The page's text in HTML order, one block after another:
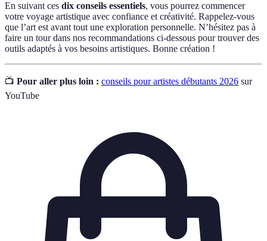
En suivant ces dix conseils essentiels, vous pourrez commencer
votre voyage artistique avec confiance et créativité. Rappelez-vous
que l’art est avant tout une exploration personnelle. N’hésitez pas à
faire un tour dans nos recommandations ci-dessous pour trouver des
outils adaptés à vos besoins artistiques. Bonne création !
📺 Pour aller plus loin : conseils pour artistes débutants 2026 sur
YouTube